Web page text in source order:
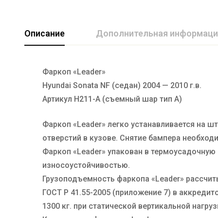
Описание Дополнительная
Фаркоп «Leader»
Hyundai Sonata NF (седан) 2004 — 2010 г.в.
Артикул H211-A (съемный шар тип A)
Фаркоп «Leader» легко устанавливается на
отверстий в кузове. Снятие бампера
Фаркоп «Leader» упакован в
износоустойчивостью.
Грузоподъемность фаркопа «Leader»
ГОСТ Р 41.55-2005 (приложение 7) в
1300 кг. при статической вертикальной
Марка авто
Производитель
TAVIALS
Тип Шара
А